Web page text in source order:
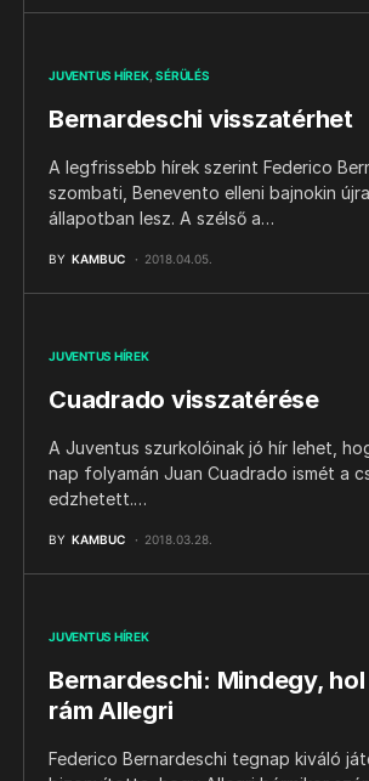
JUVENTUS HÍREK SÉRÜLÉS
Bernardeschi visszatérhet
A legfrissebb hírek szerint Federico
szombati, Benevento elleni bajnokin
állapotban lesz. A szélső a…
BY KAMBUC 2018.04.05.
JUVENTUS HÍREK
Cuadrado visszatérése
A Juventus szurkolóinak jó hír lehet,
nap folyamán Juan Cuadrado ismét a
edzhetett.…
BY KAMBUC 2018.03.28.
JUVENTUS HÍREK
Bernardeschi: Mindegy,
rám Allegri
Federico Bernardeschi tegnap kiváló